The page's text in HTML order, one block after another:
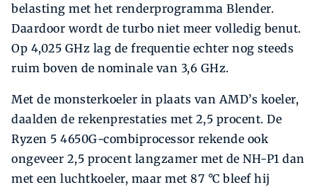
belasting met het renderprogramma Blender.
Daardoor wordt de turbo niet meer volledig benut.
Op 4,025 GHz lag de frequentie echter nog steeds
ruim boven de nominale van 3,6 GHz.
Met de monsterkoeler in plaats van AMD’s koeler,
daalden de rekenprestaties met 2,5 procent. De
Ryzen 5 4650G-combiprocessor rekende ook
ongeveer 2,5 procent lang­zamer met de NH-P1 dan
met een luchtkoeler, maar met 87 °C bleef hij